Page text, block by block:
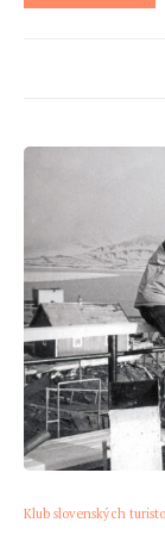
Klub slovenských